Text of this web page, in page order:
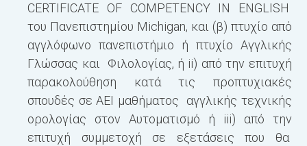
CERTIFICATE OF COMPETENCY IN ENGLISH
του Πανεπιστημίου Michigan, και (β) πτυχίο από
αγγλόφωνο πανεπιστήμιο ή πτυχίο Αγγλικής
Γλώσσας και Φιλολογίας, ή ii) από την επιτυχή
παρακολούθηση κατά τις προπτυχιακές
σπουδές σε ΑΕΙ μαθήματος αγγλικής τεχνικής
ορολογίας στον Αυτοματισμό ή iii) από την
επιτυχή συμμετοχή σε εξετάσεις που θα